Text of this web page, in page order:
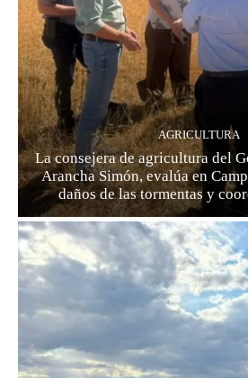
AGRICULTURA
La consejera de agricultura del
Arancha Simón, evalúa en
daños de las tormentas y